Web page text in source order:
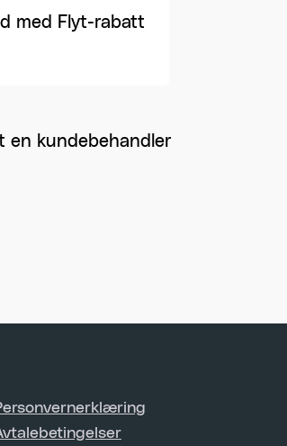
med Flyt-rabatt
en kundebehandler